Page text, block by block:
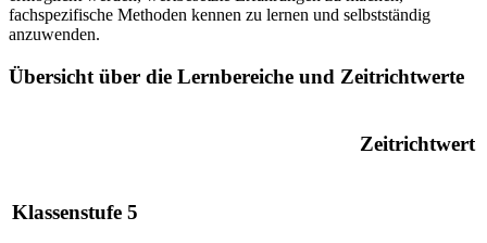
fachspezifische Methoden kennen zu lernen und selbstständig
anzuwenden.
Übersicht über die Lernbereiche und Zeitrichtwerte
Zeitrichtwert
Klassenstufe 5